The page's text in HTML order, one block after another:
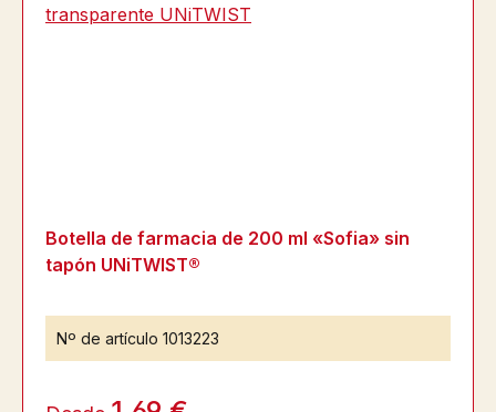
Botella de farmacia de 200 ml «Sofia» sin
tapón UNiTWIST®
Nº de artículo 1013223